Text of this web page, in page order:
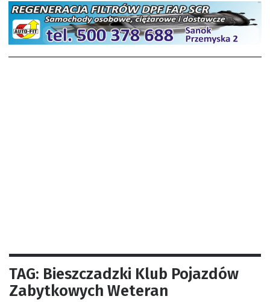
TAG: Bieszczadzki Klub Pojazdów
Zabytkowych Weteran